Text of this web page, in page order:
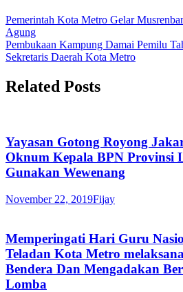
Pemerintah Kota Metro Gelar
Agung
Pembukaan Kampung Damai Pemilu
Sekretaris Daerah Kota Metro
Related Posts
Yayasan Gotong Royong
Oknum Kepala BPN Provinsi
Gunakan Wewenang
November 22, 2019Fijay
Memperingati Hari Guru
Teladan Kota Metro
Bendera Dan Mengadakan
Lomba